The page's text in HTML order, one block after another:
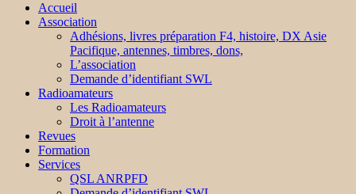
Accueil
Association
Adhésions, livres préparation F4, histoire, DX Asie
Pacifique, antennes, timbres, dons,
L’association
Demande d’identifiant SWL
Radioamateurs
Les Radioamateurs
Droit à l’antenne
Revues
Formation
Services
QSL ANRPFD